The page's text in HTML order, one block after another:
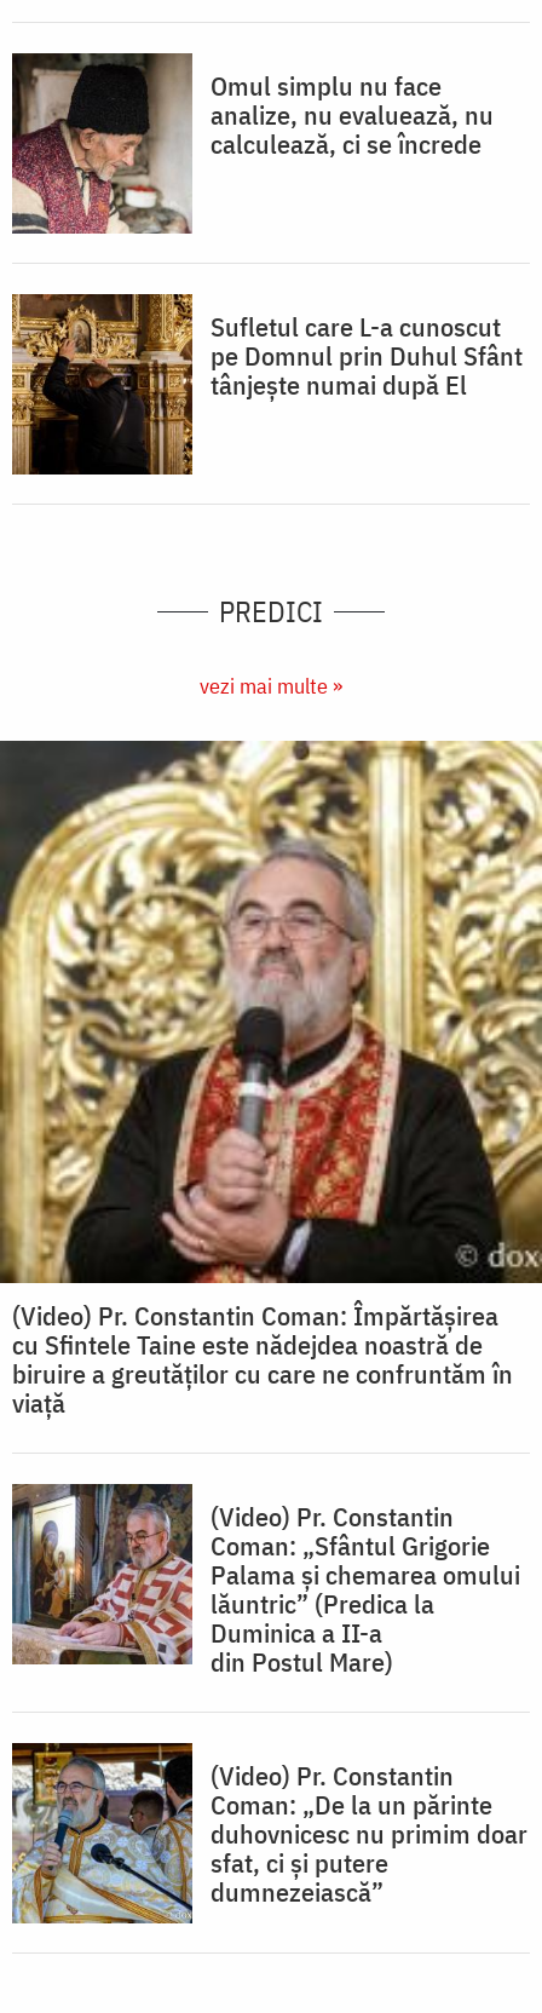
Omul simplu nu face
analize, nu evaluează, nu
calculează, ci se încrede
Sufletul care L-a cunoscut
pe Domnul prin Duhul Sfânt
tânjește numai după El
PREDICI
vezi mai multe »
(Video) Pr. Constantin Coman: Împărtășirea
cu Sfintele Taine este nădejdea noastră de
biruire a greutăților cu care ne confruntăm în
viață
(Video) Pr. Constantin
Coman: „Sfântul Grigorie
Palama și chemarea omului
lăuntric” (Predica la
Duminica a II-a
din Postul Mare)
(Video) Pr. Constantin
Coman: „De la un părinte
duhovnicesc nu primim doar
sfat, ci și putere
dumnezeiască”